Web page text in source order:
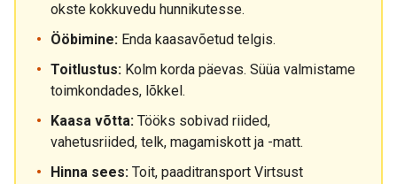
okste kokkuvedu hunnikutesse.
Ööbimine: Enda kaasavõetud telgis.
Toitlustus: Kolm korda päevas. Süüa valmistame
toimkondades, lõkkel.
Kaasa võtta: Tööks sobivad riided,
vahetusriided, telk, magamiskott ja -matt.
Hinna sees: Toit, paaditransport Virtsust